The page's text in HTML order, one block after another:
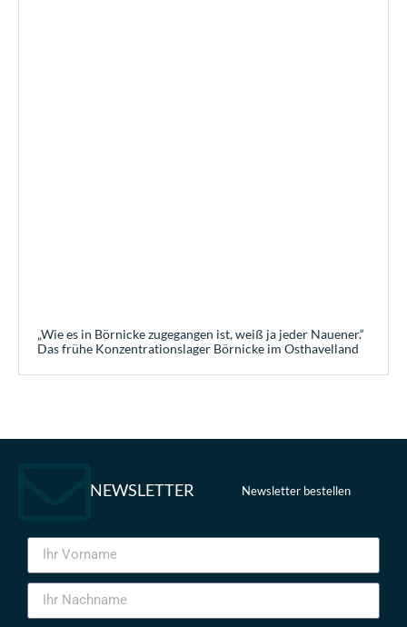
„Wie es in Börnicke zugegangen ist, weiß ja jeder Nauener.“
Das frühe Konzentrationslager Börnicke im Osthavelland
NEWSLETTER Newsletter bestellen